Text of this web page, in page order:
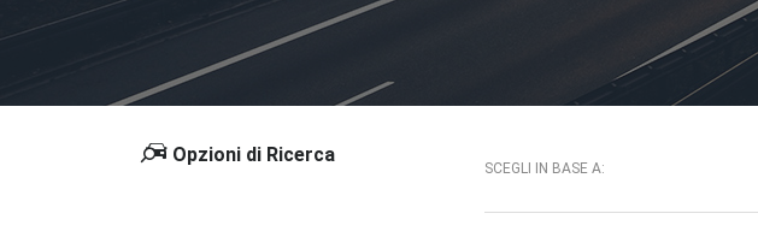
Opzioni di Ricerca
SCEGLI IN BASE A: